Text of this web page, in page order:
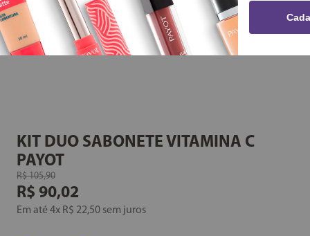
KIT DUO SABONETE VITAMINA C
PAYOT
R$ 105,90
R$ 90,02
Em até4x R$ 22,50 sem juros